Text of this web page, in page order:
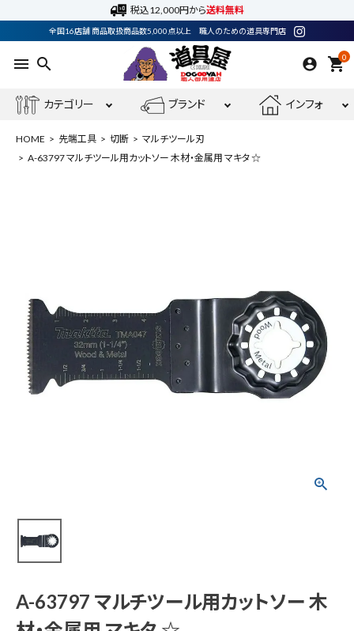
税込12,000円から送料無料
全国16店舗 商品取扱商品数5,000点以上 職人のための道具専門店
menu search 0
shopping_cart
カテゴリー ブランド インフォ
最近閲覧した商品
HOME 先端工具 切断
マルチツール刃
A-63797 マルチツール用カットソー 木材・金属用 マキタ ☆
A-63797 マルチツール用カットソー 木